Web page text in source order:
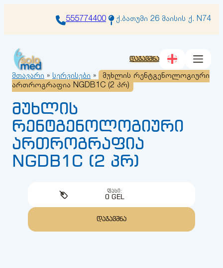
555774400 ქ.ბათუმი 26 მაისის ქ. N74
დაჯავშნა
მთავარი » სერვისები »
მუხლის რენტგენოლოგიური
ართროგრაფია NGDB1C (2 პრ)
მუხლის
რენტგენოლოგიური
ართროგრაფია
NGDB1C (2 პრ)
ᲤᲐᲡᲘ:
0 GEL
ᲓᲐᲯᲐᲕᲨᲜᲐ